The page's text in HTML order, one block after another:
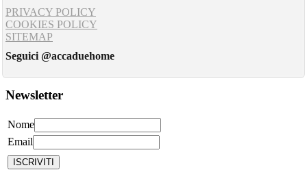
PRIVACY POLICY
COOKIES POLICY
SITEMAP
Seguici @accaduehome
Newsletter
Nome
Email